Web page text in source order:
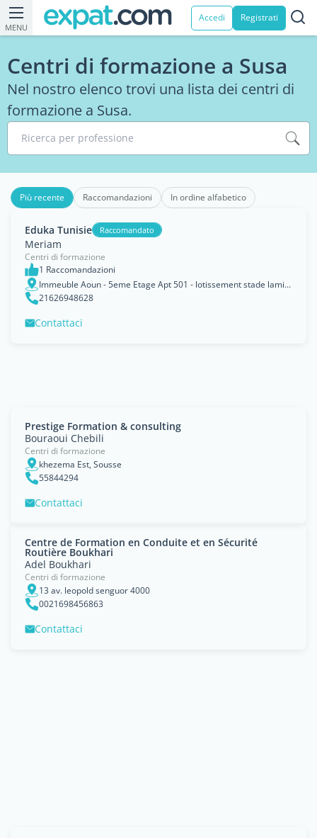
MENU
Accedi Registrati
Centri di formazione a Susa
Nel nostro elenco trovi una lista dei centri di
formazione a Susa.
Ricerca per professione
Più recente Raccomandazioni In ordine alfabetico
Eduka Tunisie Raccomandato
Meriam
Centri di formazione
1 Raccomandazioni
Immeuble Aoun - 5eme Etage Apt 501 - lotissement stade lamine rue 20 mars cité Jawhara, Sousse
21626948628
Contattaci
Prestige Formation & consulting
Bouraoui Chebili
Centri di formazione
khezema Est, Sousse
55844294
Contattaci
Centre de Formation en Conduite et en Sécurité
Routière Boukhari
Adel Boukhari
Centri di formazione
13 av. leopold senguor 4000
0021698456863
Contattaci